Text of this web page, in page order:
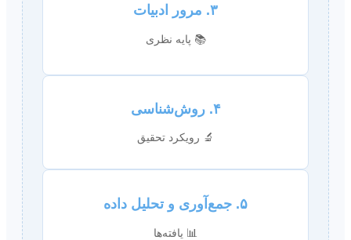
۳. مرور ادبیات
📚 پایه نظری
۴. روش‌شناسی
🔬 رویکرد تحقیق
۵. جمع‌آوری و تحلیل داده
📊 یافته‌ها